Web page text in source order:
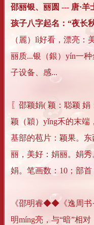
邵丽银、丽圆 --- 唐·
孩子八字起名：“夜长
（麗）lì好看，漂亮：
丽质...银（銀）yín一
子设备、感...
〖邵颖娟( 颖：聪颖
颖（穎）yǐng禾的末端
基部的苞片：颖果。东
丽，美好：娟丽。娟
娟。笔画数：10；部首
《邵明睿◆◆《逸周
明míng亮，与“暗”相